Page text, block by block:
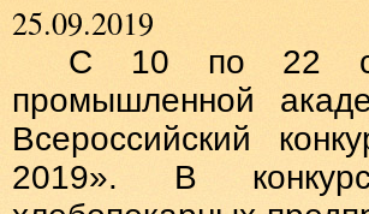
25.09.2019
С 10 по 22
промышленной
Всероссийский
2019». В